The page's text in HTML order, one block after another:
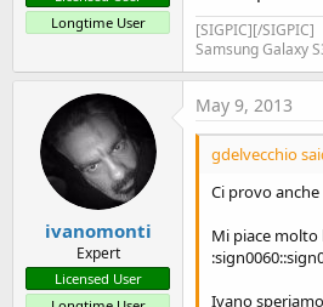
Longtime User
[SIGPIC][/SIGPIC]
Samsung Galaxy
ivanomonti
Expert
Licensed User
May 9, 2013
gdelvecchio
Ci provo
Mi piace molto
Ivano